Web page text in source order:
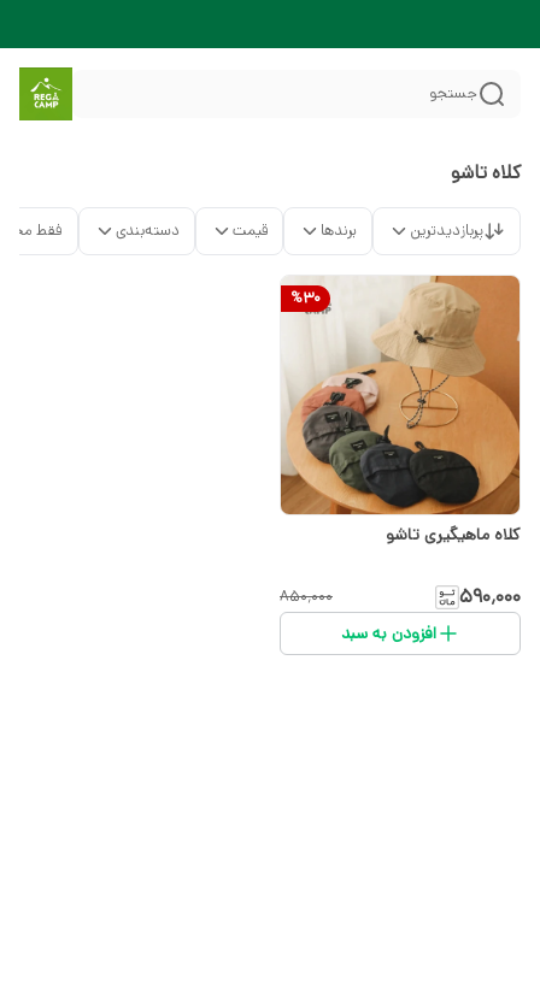
جستجو
کلاه تاشو
پربازدیدترین برندها قیمت دسته‌بندی فقط
%30
کلاه ماهیگیری تاشو
۵۹۰٬۰۰۰ ۸۵۰٬۰۰۰
افزودن به سبد